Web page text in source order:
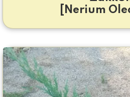
[Nerium